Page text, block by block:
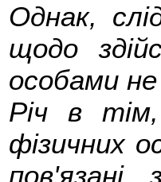
Однак,
щодо
особами
Річ в
фізичних
пов'язані